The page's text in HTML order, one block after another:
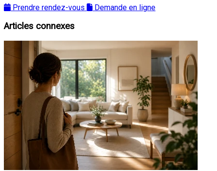
Prendre rendez-vous Demande en ligne
Articles connexes